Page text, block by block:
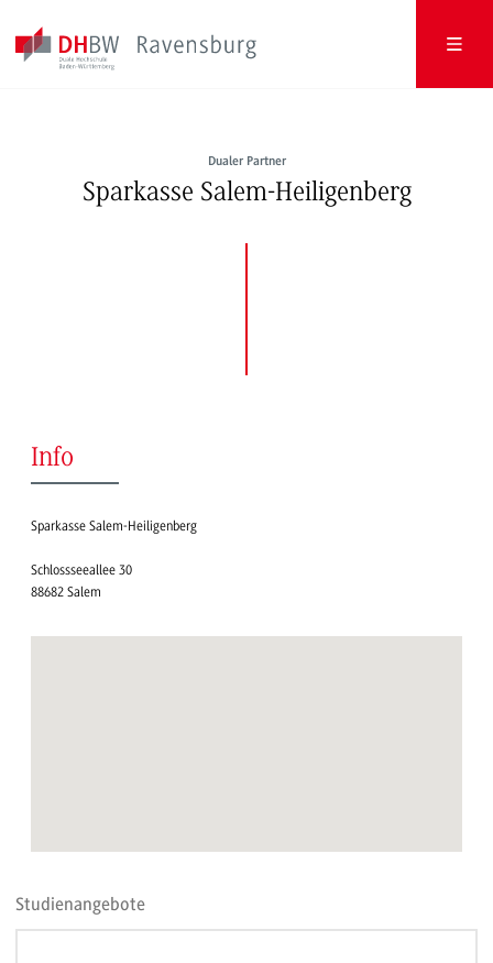
Dualer Partner
Sparkasse Salem-Heiligenberg
Info
Sparkasse Salem-Heiligenberg
Schlossseeallee 30
88682 Salem
Studienangebote